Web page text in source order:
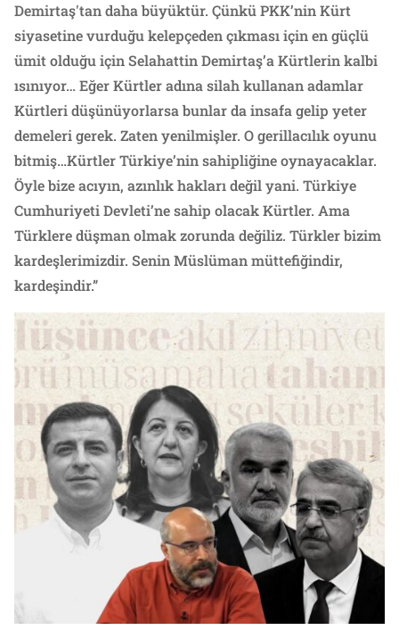
Demirtaş'tan daha büyüktür. Çünkü PKK’nin Kürt
siyasetine vurduğu kelepçeden çıkması için en güçlü
ümit olduğu için Selahattin Demirtaş’a Kürtlerin kalbi
ısınıyor… Eğer Kürtler adına silah kullanan adamlar
Kürtleri düşünüyorlarsa bunlar da insafa gelip yeter
demeleri gerek. Zaten yenilmişler. O gerillacılık oyunu
bitmiş…Kürtler Türkiye’nin sahipliğine oynayacaklar.
Öyle bize acıyın, azınlık hakları değil yani. Türkiye
Cumhuriyeti Devleti’ne sahip olacak Kürtler. Ama
Türklere düşman olmak zorunda değiliz. Türkler bizim
kardeşlerimizdir. Senin Müslüman müttefiğindir,
kardeşindir.”